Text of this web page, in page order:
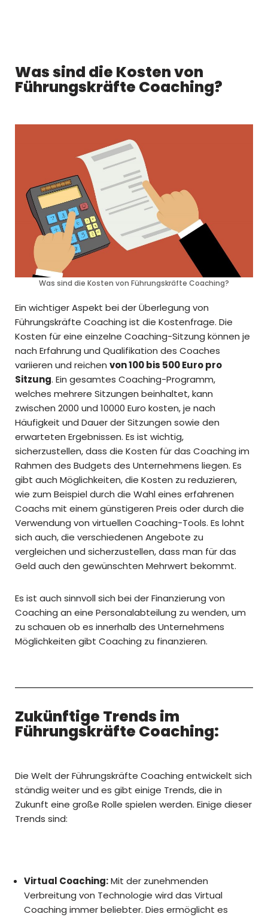
Was sind die Kosten von
Führungskräfte Coaching?
Was sind die Kosten von Führungskräfte Coaching?
Ein wichtiger Aspekt bei der Überlegung von
Führungskräfte Coaching ist die Kostenfrage. Die
Kosten für eine einzelne Coaching-Sitzung können je
nach Erfahrung und Qualifikation des Coaches
variieren und reichen von 100 bis 500 Euro pro
Sitzung. Ein gesamtes Coaching-Programm,
welches mehrere Sitzungen beinhaltet, kann
zwischen 2000 und 10000 Euro kosten, je nach
Häufigkeit und Dauer der Sitzungen sowie den
erwarteten Ergebnissen. Es ist wichtig,
sicherzustellen, dass die Kosten für das Coaching im
Rahmen des Budgets des Unternehmens liegen. Es
gibt auch Möglichkeiten, die Kosten zu reduzieren,
wie zum Beispiel durch die Wahl eines erfahrenen
Coachs mit einem günstigeren Preis oder durch die
Verwendung von virtuellen Coaching-Tools. Es lohnt
sich auch, die verschiedenen Angebote zu
vergleichen und sicherzustellen, dass man für das
Geld auch den gewünschten Mehrwert bekommt.
Es ist auch sinnvoll sich bei der Finanzierung von
Coaching an eine Personalabteilung zu wenden, um
zu schauen ob es innerhalb des Unternehmens
Möglichkeiten gibt Coaching zu finanzieren.
Zukünftige Trends im
Führungskräfte Coaching:
Die Welt der Führungskräfte Coaching entwickelt sich
ständig weiter und es gibt einige Trends, die in
Zukunft eine große Rolle spielen werden. Einige dieser
Trends sind:
Virtual Coaching:Mit der zunehmenden
Verbreitung von Technologie wird das Virtual
Coaching immer beliebter. Dies ermöglicht es